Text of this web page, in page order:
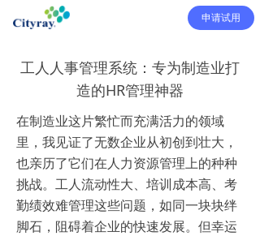
申请试用
工人人事管理系统：专为制造业打
造的HR管理神器
在制造业这片繁忙而充满活力的领域
里，我见证了无数企业从初创到壮大，
也亲历了它们在人力资源管理上的种种
挑战。工人流动性大、培训成本高、考
勤绩效难管理这些问题，如同一块块绊
脚石，阻碍着企业的快速发展。但幸运